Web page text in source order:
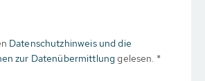
Datenschutzhinweis und die
zur Datenübermittlunggelesen. *